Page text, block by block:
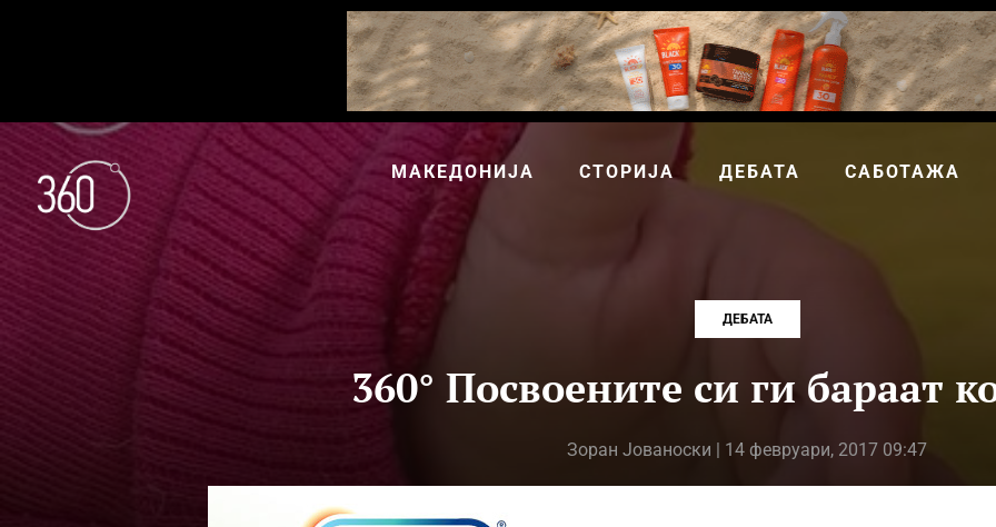
МАКЕДОНИЈА СТОРИЈА ДЕБАТА САБОТАЖА
ДЕБАТА
360° Посвоените си ги бараат
Зоран Јованоски | 14 февруари, 2017 09:47